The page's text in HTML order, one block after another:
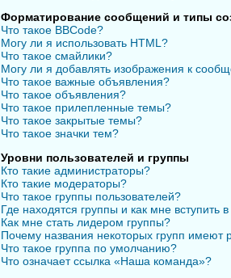
Форматирование сообщений и типы
Что такое BBCode?
Могу ли я использовать HTML?
Что такое смайлики?
Могу ли я добавлять изображения к
Что такое важные объявления?
Что такое объявления?
Что такое прилепленные темы?
Что такое закрытые темы?
Что такое значки тем?
Уровни пользователей и группы
Кто такие администраторы?
Кто такие модераторы?
Что такое группы пользователей?
Где находятся группы и как мне вступить
Как мне стать лидером группы?
Почему названия некоторых групп имеют
Что такое группа по умолчанию?
Что означает ссылка «Наша команда»?